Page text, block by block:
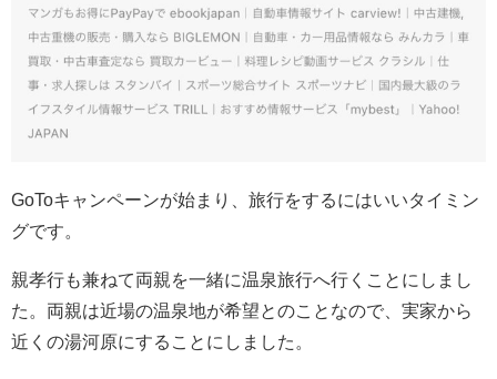
GoToキャンペーンが始まり、旅行をするにはいいタイミン
グです。
親孝行も兼ねて両親を一緒に温泉旅行へ行くことにしまし
た。両親は近場の温泉地が希望とのことなので、実家から
近くの湯河原にすることにしました。